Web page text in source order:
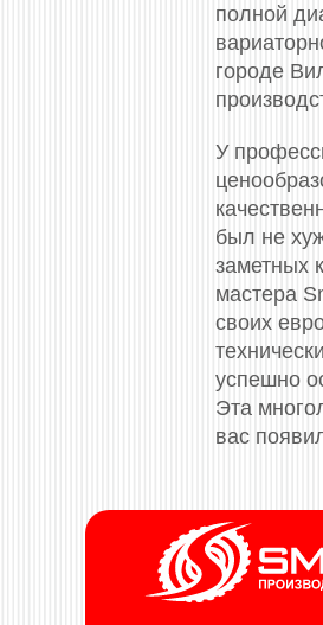
полной
городе
У
был не
заметных
мастера
своих
успешно
Эта
вас